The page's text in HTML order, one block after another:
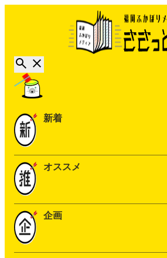
新着
オススメ
企画